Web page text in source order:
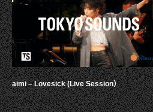
aimi – Lovesick (Live Session）